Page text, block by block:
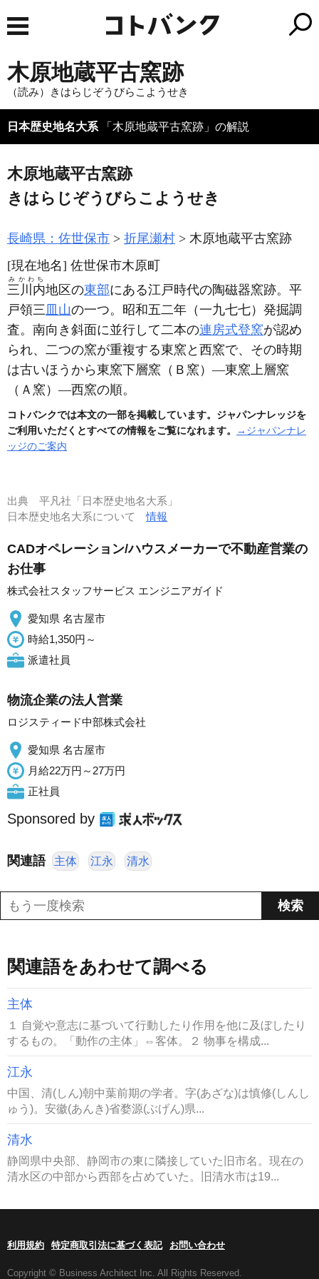
木原地蔵平古窯跡
（読み）きはらじぞうびらこようせき
日本歴史地名大系 「木原地蔵平古窯跡」の解説
木原地蔵平古窯跡
きはらじぞうびらこようせき
長崎県：佐世保市 折尾瀬村
木原地蔵平古窯跡
[現在地名] 佐世保市木原町
三川内
みかわち
地区の東部にある江戸時代の陶磁器窯跡。平
戸領三 皿山の一つ。昭和五二年 （一九七七） 発掘調
査。南向き斜面に並行して二本の連房式登窯が認め
られ、二つの窯が重複する東窯と西窯で、その時期
は古いほうから東窯下層窯 （Ｂ窯）―東窯上層窯
（Ａ窯）―西窯の順。
コトバンクでは本文の一部を掲載しています。ジャパンナレッジを
ご利用いただくとすべての情報をご覧になれます。
→ジャパンナレ
ッジのご案内
出典 平凡社「日本歴史地名大系」
日本歴史地名大系について情報
CADオペレーション/ハウスメーカーで不動産営業の
お仕事
株式会社スタッフサービス エンジニアガイド
愛知県 名古屋市
時給1,350円～
派遣社員
物流企業の法人営業
ロジスティード中部株式会社
愛知県 名古屋市
月給22万円～27万円
正社員
Sponsored by
関連語 主体 江永 清水
関連語をあわせて調べる
主体
１ 自覚や意志に基づいて行動したり作用を他に及ぼしたり
するもの。「動作の主体」⇔客体。２ 物事を構成...
江永
中国、清(しん)朝中葉前期の学者。字(あざな)は慎修(しんし
ゅう)。安徽(あんき)省婺源(ぶげん)県...
清水
静岡県中央部、静岡市の東に隣接していた旧市名。現在の
清水区の中部から西部を占めていた。旧清水市は19...
利用規約 特定商取引法に基づく表記 お問い合わせ
Copyright © Business Architect Inc. All Rights Reserved.